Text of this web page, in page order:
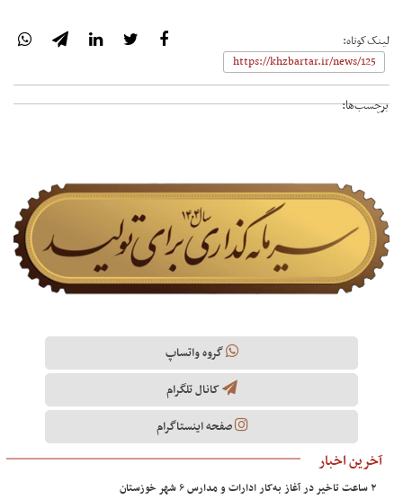
لینک‌کوتاه:
برچسب‌ها:
گروه واتساپ
کانال تلگرام
صفحه اینستاگرام
آخرین اخبار
۲ ساعت تاخیر در آغاز به‌کار ادارات و مدارس ۶ شهر خوزستان